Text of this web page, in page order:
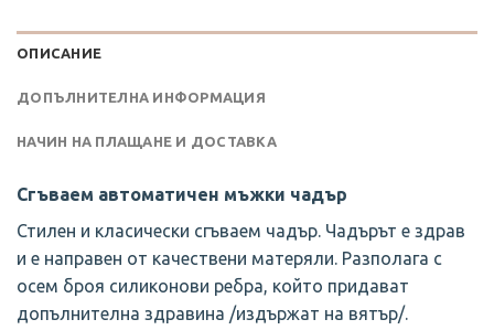
ОПИСАНИЕ
ДОПЪЛНИТЕЛНА ИНФОРМАЦИЯ
НАЧИН НА ПЛАЩАНЕ И ДОСТАВКА
Сгъваем автоматичен мъжки чадър
Стилен и класически сгъваем чадър. Чадърът е здрав
и е направен от качествени матеряли. Разполага с
осем броя силиконови ребра, който придават
допълнителна здравина /издържат на вятър/.